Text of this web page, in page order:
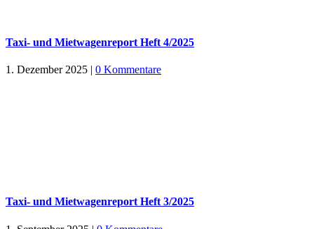
Taxi- und Mietwagenreport Heft 4/2025
1. Dezember 2025 | 0 Kommentare
Taxi- und Mietwagenreport Heft 3/2025